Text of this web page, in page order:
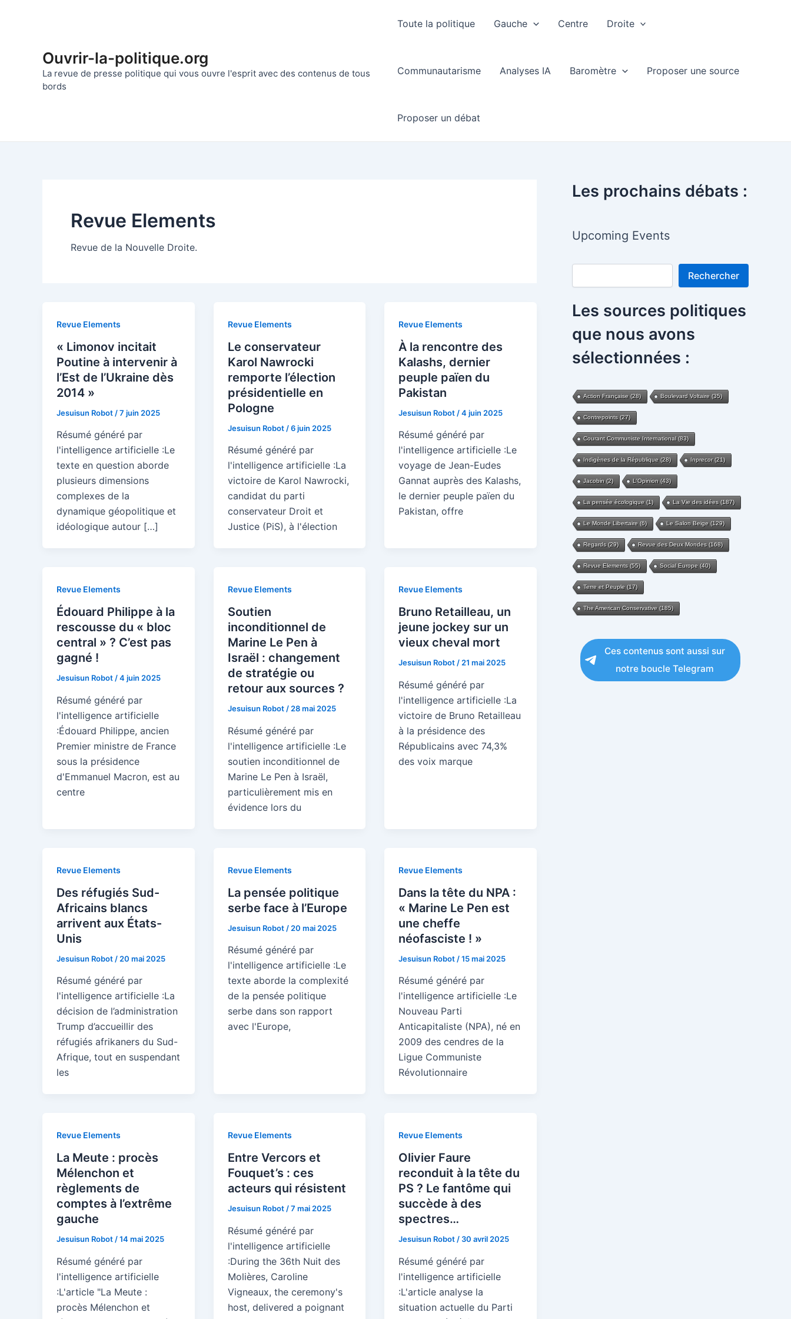
Ouvrir-la-politique.org
La revue de presse politique qui vous ouvre l'esprit avec des contenus de tous
bords
Toute la politique Gauche Centre Droite
Communautarisme Analyses IA Baromètre Proposer une source
Proposer un débat
Revue Elements
Revue de la Nouvelle Droite.
Revue Elements
« Limonov incitait
Poutine à intervenir à
l’Est de l’Ukraine dès
2014 »
Jesuisun Robot /7 juin 2025
Résumé généré par
l'intelligence artificielle :Le
texte en question aborde
plusieurs dimensions
complexes de la
dynamique géopolitique et
idéologique autour […]
Revue Elements
Le conservateur
Karol Nawrocki
remporte l’élection
présidentielle en
Pologne
Jesuisun Robot /6 juin 2025
Résumé généré par
l'intelligence artificielle :La
victoire de Karol Nawrocki,
candidat du parti
conservateur Droit et
Justice (PiS), à l'élection
Revue Elements
À la rencontre des
Kalashs, dernier
peuple païen du
Pakistan
Jesuisun Robot /4 juin 2025
Résumé généré par
l'intelligence artificielle :Le
voyage de Jean-Eudes
Gannat auprès des Kalashs,
le dernier peuple païen du
Pakistan, offre
Revue Elements
Édouard Philippe à la
rescousse du « bloc
central » ? C’est pas
gagné !
Jesuisun Robot /4 juin 2025
Résumé généré par
l'intelligence artificielle
:Édouard Philippe, ancien
Premier ministre de France
sous la présidence
d'Emmanuel Macron, est au
centre
Revue Elements
Soutien
inconditionnel de
Marine Le Pen à
Israël : changement
de stratégie ou
retour aux sources ?
Jesuisun Robot / 28 mai 2025
Résumé généré par
l'intelligence artificielle :Le
soutien inconditionnel de
Marine Le Pen à Israël,
particulièrement mis en
évidence lors du
Revue Elements
Bruno Retailleau, un
jeune jockey sur un
vieux cheval mort
Jesuisun Robot / 21 mai 2025
Résumé généré par
l'intelligence artificielle :La
victoire de Bruno Retailleau
à la présidence des
Républicains avec 74,3%
des voix marque
Revue Elements
Des réfugiés Sud-
Africains blancs
arrivent aux États-
Unis
Jesuisun Robot / 20 mai 2025
Résumé généré par
l'intelligence artificielle :La
décision de l’administration
Trump d’accueillir des
réfugiés afrikaners du Sud-
Afrique, tout en suspendant
les
Revue Elements
La pensée politique
serbe face à l’Europe
Jesuisun Robot / 20 mai 2025
Résumé généré par
l'intelligence artificielle :Le
texte aborde la complexité
de la pensée politique
serbe dans son rapport
avec l'Europe,
Revue Elements
Dans la tête du NPA :
« Marine Le Pen est
une cheffe
néofasciste ! »
Jesuisun Robot /15 mai 2025
Résumé généré par
l'intelligence artificielle :Le
Nouveau Parti
Anticapitaliste (NPA), né en
2009 des cendres de la
Ligue Communiste
Révolutionnaire
Revue Elements
La Meute : procès
Mélenchon et
règlements de
comptes à l’extrême
gauche
Jesuisun Robot /14 mai 2025
Résumé généré par
l'intelligence artificielle
:L'article "La Meute :
procès Mélenchon et
Revue Elements
Entre Vercors et
Fouquet’s : ces
acteurs qui résistent
Jesuisun Robot /7 mai 2025
Résumé généré par
l'intelligence artificielle
:During the 36th Nuit des
Molières, Caroline
Vigneaux, the ceremony's
host, delivered a poignant
Revue Elements
Olivier Faure
reconduit à la tête du
PS ? Le fantôme qui
succède à des
spectres…
Jesuisun Robot / 30 avril 2025
Résumé généré par
l'intelligence artificielle
:L'article analyse la
situation actuelle du Parti
Les prochains débats :
Upcoming Events
Rechercher
Rechercher
Les sources politiques
que nous avons
sélectionnées :
Action Française (28) Boulevard Voltaire (35)
Contrepoints(27)
Courant Communiste International(83)
Indigènes de la République (28) Inprecor(21)
Jacobin (2) L'Opinion (43)
La pensée écologique (1) La Vie des idées(187)
Le Monde Libertaire (6) Le Salon Beige (129)
Regards(29) Revue des Deux Mondes(168)
Revue Elements(55) Social Europe (40)
Terre et Peuple (17)
The American Conservative (185)
Ces contenus sont aussi sur
notre boucle Telegram